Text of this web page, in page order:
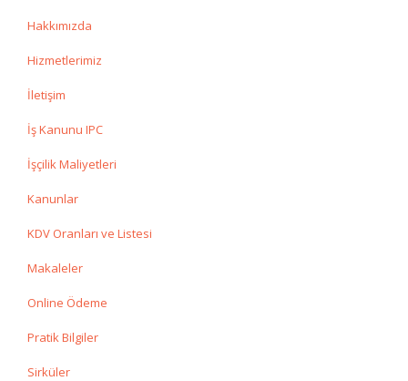
Hakkımızda
Hizmetlerimiz
İletişim
İş Kanunu IPC
İşçilik Maliyetleri
Kanunlar
KDV Oranları ve Listesi
Makaleler
Online Ödeme
Pratik Bilgiler
Sirküler